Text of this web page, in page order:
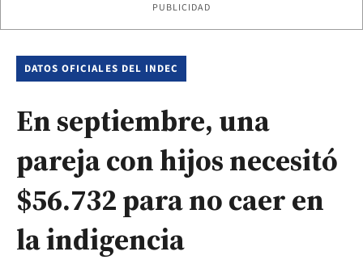
PUBLICIDAD
DATOS OFICIALES DEL INDEC
En septiembre, una
pareja con hijos necesitó
$56.732 para no caer en
la indigencia